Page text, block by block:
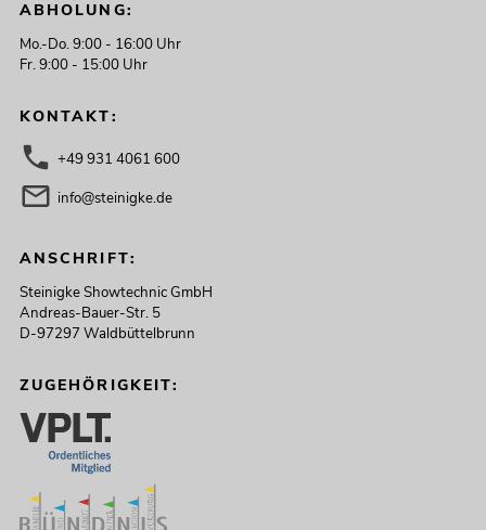
ABHOLUNG:
Mo.-Do. 9:00 - 16:00 Uhr
Fr. 9:00 - 15:00 Uhr
KONTAKT:
+49 931 4061 600
info@steinigke.de
ANSCHRIFT:
Steinigke Showtechnic GmbH
Andreas-Bauer-Str. 5
D-97297 Waldbüttelbrunn
ZUGEHÖRIGKEIT: